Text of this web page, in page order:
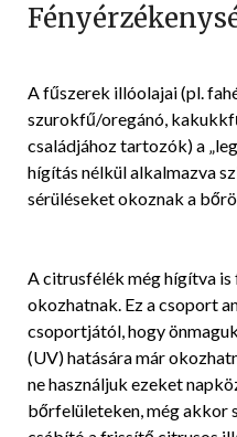
A fűszerek illóolajai (pl.
szurokfű/oregánó,
családjához tartozók) a
hígítás nélkül alkalmazva
sérüléseket okoznak a
A citrusfélék még hígítva
okozhatnak. Ez a csoport
csoportjától, hogy
(UV) hatására már
ne használjuk ezeket
bőrfelületeken, még akkor